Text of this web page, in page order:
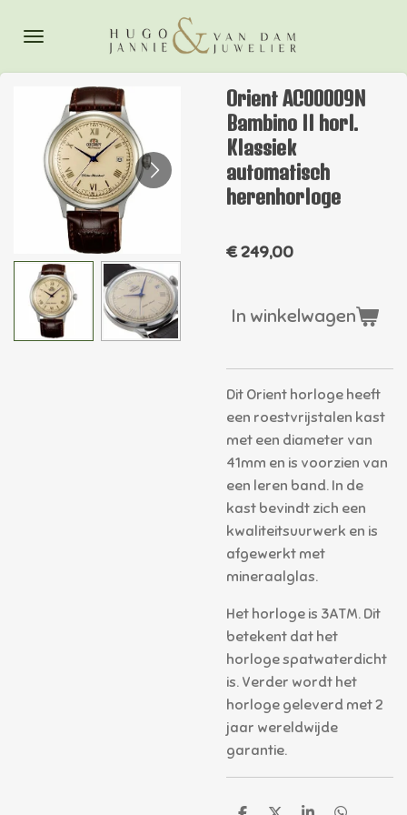
direct
hoofdinhoud
Orient AC00009N
Bambino II horl.
Klassiek
automatisch
herenhorloge
€ 249,00
In winkelwagen
Dit Orient horloge heeft
een roestvrijstalen kast
met een diameter van
41mm en is voorzien van
een leren band. In de
kast bevindt zich een
kwaliteitsuurwerk en is
afgewerkt met
mineraalglas.
Het horloge is 3ATM. Dit
betekent dat het
horloge spatwaterdicht
is. Verder wordt het
horloge geleverd met 2
jaar wereldwijde
garantie.